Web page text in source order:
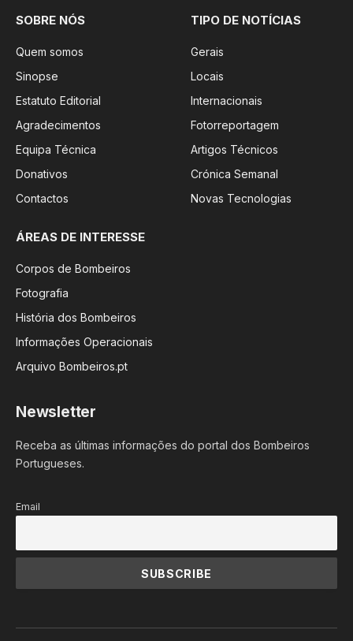
SOBRE NÓS
Quem somos
Sinopse
Estatuto Editorial
Agradecimentos
Equipa Técnica
Donativos
Contactos
TIPO DE NOTÍCIAS
Gerais
Locais
Internacionais
Fotorreportagem
Artigos Técnicos
Crónica Semanal
Novas Tecnologias
ÁREAS DE INTERESSE
Corpos de Bombeiros
Fotografia
História dos Bombeiros
Informações Operacionais
Arquivo Bombeiros.pt
Newsletter
Receba as últimas informações do portal dos Bombeiros
Portugueses.
Email